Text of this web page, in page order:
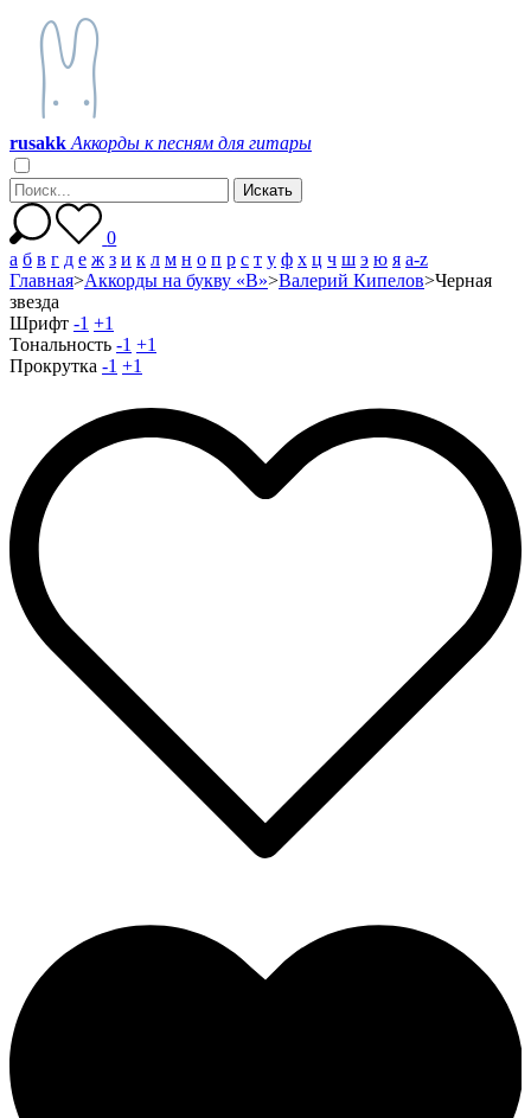
rusakk Аккорды к песням для гитары
0
а б в г д е ж з и к л м н о п р с т у ф х ц ч ш э ю я a-z
Главная>Аккорды на букву «В»>Валерий Кипелов>Черная
звезда
Шрифт -1 +1
Тональность -1 +1
Прокрутка -1 +1